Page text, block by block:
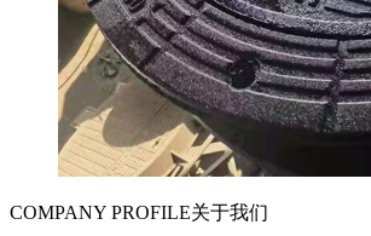
COMPANY PROFILE关于我们